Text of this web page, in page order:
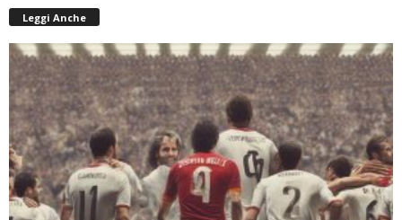
Leggi Anche